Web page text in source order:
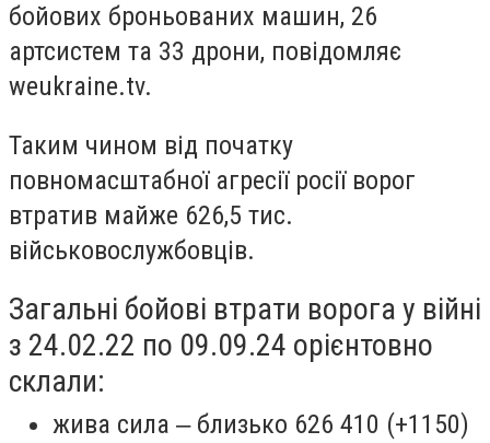
бойових броньованих машин, 26
артсистем та 33 дрони, повідомляє
weukraine.tv.
Таким чином від початку
повномасштабної агресії росії ворог
втратив майже 626,5 тис.
військовослужбовців.
Загальні бойові втрати ворога у війні
з 24.02.22 по 09.09.24 орієнтовно
склали:
жива сила ‒ близько 626 410 (+1150)